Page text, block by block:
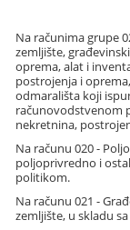
Na računima grupe
zemljište,
oprema, alat i
postrojenja i
odmarališta koji
računovodstvenom
nekretnina,
Na računu 020 -
poljoprivredno i
politikom.
Na računu 021 -
zemljište, u skladu